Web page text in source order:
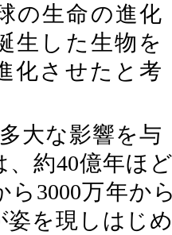
の生命の進化
生した生物を
化させたと考
大な影響を与
、約40億年ほ
ら3000万年か
姿を現しはじ